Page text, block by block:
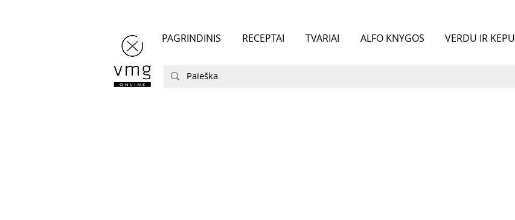
PAGRINDINIS RECEPTAI TVARIAI ALFO KNYGOS VERDU IR KEPU